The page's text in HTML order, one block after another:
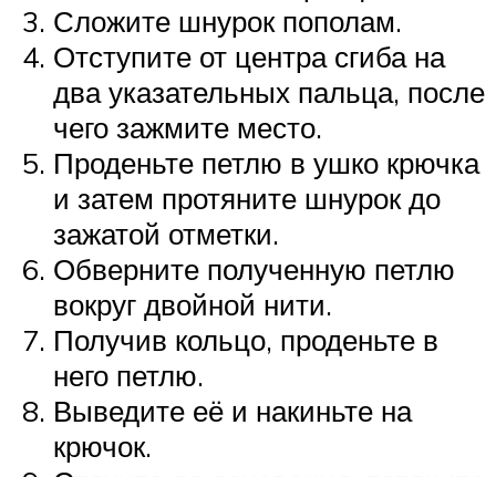
Сложите шнурок пополам.
Отступите от центра сгиба на
два указательных пальца, после
чего зажмите место.
Проденьте петлю в ушко крючка
и затем протяните шнурок до
зажатой отметки.
Обверните полученную петлю
вокруг двойной нити.
Получив кольцо, проденьте в
него петлю.
Выведите её и накиньте на
крючок.